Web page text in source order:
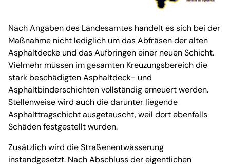
Nach Angaben des Landesamtes handelt es sich bei der
Maßnahme nicht lediglich um das Abfräsen der alten
Asphaltdecke und das Aufbringen einer neuen Schicht.
Vielmehr müssen im gesamten Kreuzungsbereich die
stark beschädigten Asphaltdeck- und
Asphaltbinderschichten vollständig erneuert werden.
Stellenweise wird auch die darunter liegende
Asphalttragschicht ausgetauscht, weil dort ebenfalls
Schäden festgestellt wurden.
Zusätzlich wird die Straßenentwässerung
instandgesetzt. Nach Abschluss der eigentlichen